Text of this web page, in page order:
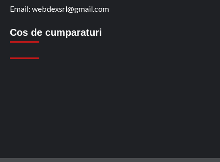
Email: webdexsrl@gmail.com
Cos de cumparaturi